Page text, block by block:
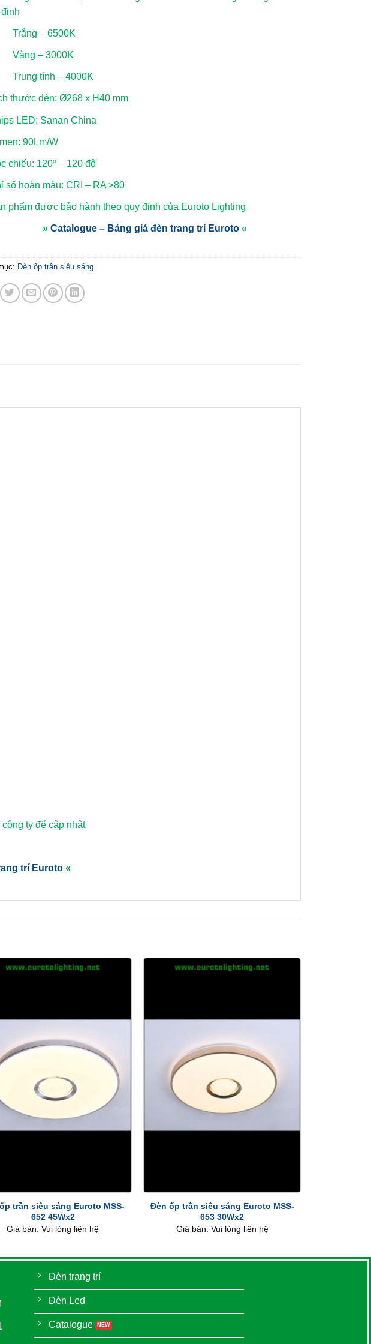
Trắng – 6500K
Vàng – 3000K
Trung tính – 4000K
thước đèn: Ø268 x H40 mm
LED: Sanan China
90Lm/W
chiếu: 120º – 120 độ
số hoàn màu: CRI – RA ≥80
phẩm được bảo hành theo quy định của Euroto Lighting
» Catalogue – Bảng giá đèn trang trí Euroto «
Đèn ốp trần siêu sáng
ty để cập nhật
trí Euroto «
trần siêu sáng Euroto MSS-
652 45Wx2
Giá bán: Vui lòng liên hệ
Đèn ốp trần siêu sáng Euroto MSS-
653 30Wx2
Giá bán: Vui lòng liên hệ
Đèn trang trí
Đèn Led
Catalogue